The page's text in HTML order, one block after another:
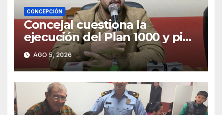
CONCEPCIÓN
Concejal cuestiona la
ejecución del Plan 1000 y pide
mayor participación del
municipio
AGO 5, 2026